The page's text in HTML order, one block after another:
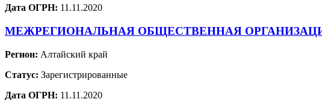
Дата ОГРН: 11.11.2020
МЕЖРЕГИОНАЛЬНАЯ ОБЩЕСТВЕННАЯ
Регион: Алтайский край
Статус: Зарегистрированные
Дата ОГРН: 11.11.2020